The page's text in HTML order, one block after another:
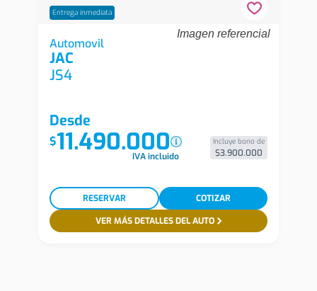
Entrega inmediata
Imagen referencial
Jac Js4 Js4 1.5t Cvt Comfort 6c Automovil
Automovil
JAC
JS4
Desde
$11.490.000
IVA incluido
Incluye bono de
$3.900.000
RESERVAR
COTIZAR
VER MÁS DETALLES DEL AUTO